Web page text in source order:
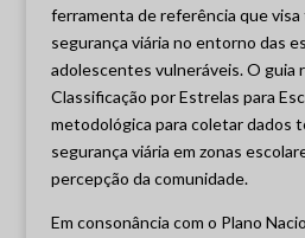
ferramenta de referência que visa
segurança viária no entorno das
adolescentes vulneráveis. O guia
Classificação por Estrelas para
metodológica para coletar dados
segurança viária em zonas
percepção da comunidade.
Em consonância com o Plano